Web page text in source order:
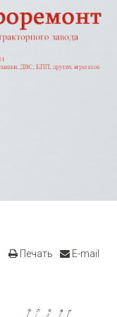
Печать E-mail